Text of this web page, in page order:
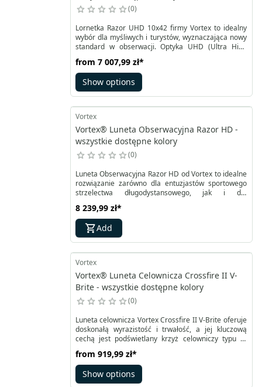
0
Lornetka Razor UHD 10x42 firmy Vortex to idealny
wybór dla myśliwych i turystów, wyznaczająca nowy
standard w obserwacji. Optyka UHD (Ultra High
pryzmaty Abbe-Koenig gwarantują krystalicznie
czysty, jasny i pełen detali obraz, nawet w słabym
oświetleniu. Dzięki powłokom antyrefleksyjnym XR
Plus i korekcji fazy, obraz jest ostry i kontrastowy w
zwiększają jego naturalność i klarowność.
from 7 007,99 zł*
Show options
Vortex
Vortex® Luneta Obserwacyjna Razor HD -
wszystkie dostępne kolory
0
Luneta Obserwacyjna Razor HD od Vortex to idealne
rozwiązanie zarówno dla entuzjastów sportowego
strzelectwa długodystansowego, jak i dla
operacje militarne. Jednym z kluczowych wyzwań w
takich sytuacjach jest precyzyjna identyfikacja i
obserwacja celu. Flagowy model Razor HD oferuje
wyjątkową jakość obrazu, wyróżniającą się wysoką
znakomitą jasnością.
8 239,99 zł*
Add
Vortex
Vortex® Luneta Celownicza Crossfire II V-
Brite - wszystkie dostępne kolory
0
Luneta celownicza Vortex Crossfire II V-Brite oferuje
doskonałą wyrazistość i trwałość, a jej kluczową
cechą jest podświetlany krzyż celowniczy typu V-
standardy użytkowe w swojej klasie cenowej.
Zapewnia jasny i ostry obraz, szybkie ostrzenie oraz
soczewki pokryte wielowarstwowymi powłokami.
from 919,99 zł*
Show options